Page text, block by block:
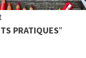
PRATIQUES"